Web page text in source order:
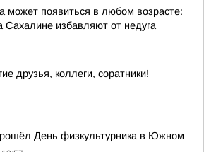
может появиться в любом возрасте:
Сахалине избавляют от недуга
друзья, коллеги, соратники!
День физкультурника в Южном